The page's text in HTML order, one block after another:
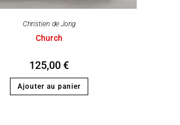
Christien de Jong
Church
125,00€
Ajouter au panier